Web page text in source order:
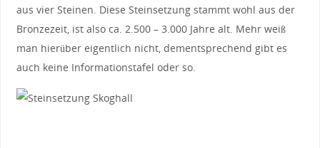
aus vier Steinen. Diese Steinsetzung stammt wohl aus der
Bronzezeit, ist also ca. 2.500 – 3.000 Jahre alt. Mehr weiß
man hierüber eigentlich nicht, dementsprechend gibt es
auch keine Informationstafel oder so.